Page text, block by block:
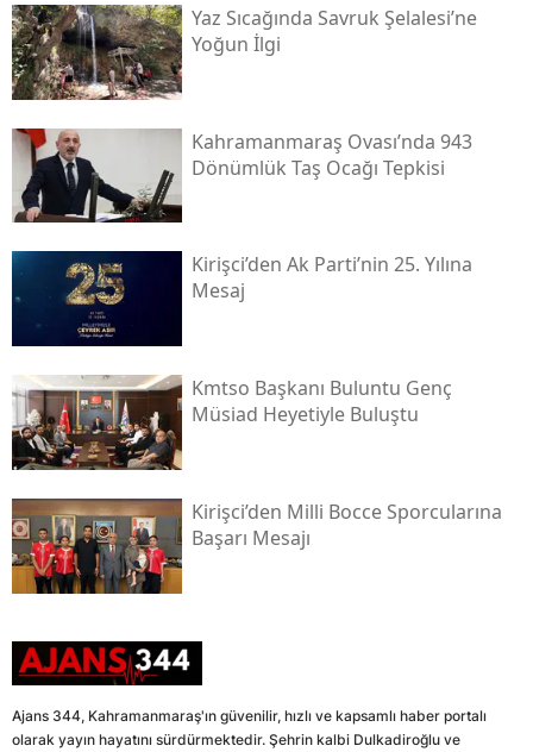
Yaz Sıcağında Savruk Şelalesi’ne
Yoğun İlgi
Kahramanmaraş Ovası’nda 943
Dönümlük Taş Ocağı Tepkisi
Kirişci’den Ak Parti’nin 25. Yılına
Mesaj
Kmtso Başkanı Buluntu Genç
Müsi̇ad Heyetiyle Buluştu
Kirişci’den Milli Bocce Sporcularına
Başarı Mesajı
Ajans 344, Kahramanmaraş'ın güvenilir, hızlı ve kapsamlı haber portalı
olarak yayın hayatını sürdürmektedir. Şehrin kalbi Dulkadiroğlu ve